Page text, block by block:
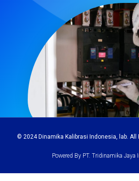
© 2024 Dinamika Kalibrasi Indonesia, lab. All
Powered By PT. Tridinamika